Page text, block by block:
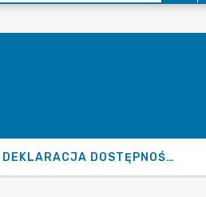
DEKLARACJA DOSTĘPNOŚCI